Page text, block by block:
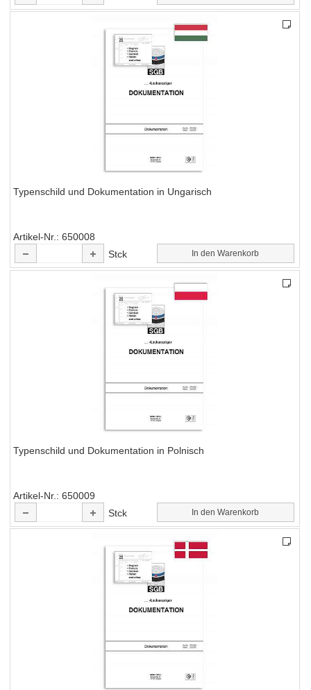
Typenschild und Dokumentation in Ungarisch
Artikel-Nr. 650008
Stck
In den Warenkorb
Typenschild und Dokumentation in Polnisch
Artikel-Nr.
650009
Stck
In den Warenkorb